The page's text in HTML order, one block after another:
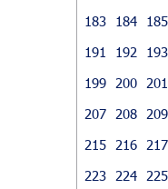
183
184 185
191
192 193
199
200 201
207
208 209
215
216 217
223
224 225